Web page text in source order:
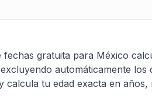
gratuita para México
automáticamente los
calcula tu edad exacta en años,